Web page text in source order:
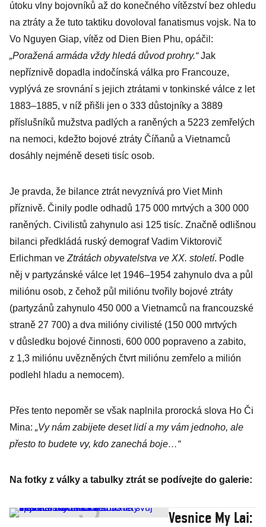
útoku vlny bojovníků až do konečného vítězství bez ohledu
na ztráty a že tuto taktiku dovoloval fanatismus vojsk. Na to
Vo Nguyen Giap, vítěz od Dien Bien Phu, opáčil:
„Poražená armáda vždy hledá důvod prohry.“Jak
nepříznivě dopadla indočínská válka pro Francouze,
vyplývá ze srovnání s jejich ztrátami v tonkinské válce z let
1883–1885, v níž přišli jen o 333 důstojníky a 3889
příslušníků mužstva padlých a raněných a 5223 zemřelých
na nemoci, kdežto bojové ztráty Číňanů a Vietnamců
dosáhly nejméně deseti tisíc osob.
Je pravda, že bilance ztrát nevyznívá pro Viet Minh
příznivě. Činily podle odhadů 175 000 mrtvých a 300 000
raněných. Civilistů zahynulo asi 125 tisíc. Značně odlišnou
bilanci předkládá ruský demograf Vadim Viktorovič
Erlichman ve Ztrátách obyvatelstva ve XX. století. Podle
něj v partyzánské válce let 1946–1954 zahynulo dva a půl
miliónu osob, z čehož půl miliónu tvořily bojové ztráty
(partyzánů zahynulo 450 000 a Vietnamců na francouzské
straně 27 700) a dva milióny civilisté (150 000 mrtvých
v důsledku bojové činnosti, 600 000 popraveno a zabito,
z 1,3 miliónu uvězněných čtvrt miliónu zemřelo a milión
podlehl hladu a nemocem).
Přes tento nepoměr se však naplnila prorocká slova Ho Či
Mina: „Vy nám zabijete deset lidí a my vám jednoho, ale
přesto to budete vy, kdo zanechá boje…“
Na fotky z války a tabulky ztrát se podívejte do galerie:
Vesnice My Lai: